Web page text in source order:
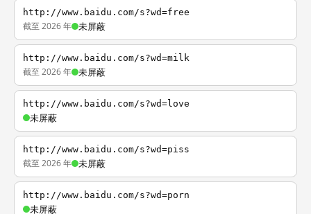
http://www.baidu.com/s?wd=free
截至 2026 年 未屏蔽
http://www.baidu.com/s?wd=milk
截至 2026 年 未屏蔽
http://www.baidu.com/s?wd=love
未屏蔽
http://www.baidu.com/s?wd=piss
截至 2026 年 未屏蔽
http://www.baidu.com/s?wd=porn
未屏蔽